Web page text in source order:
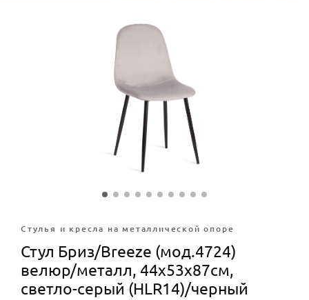
Стулья и кресла на металлической опоре
Стул Бриз/Breeze (мод.4724)
велюр/металл, 44х53х87см,
светло-серый (HLR14)/черный